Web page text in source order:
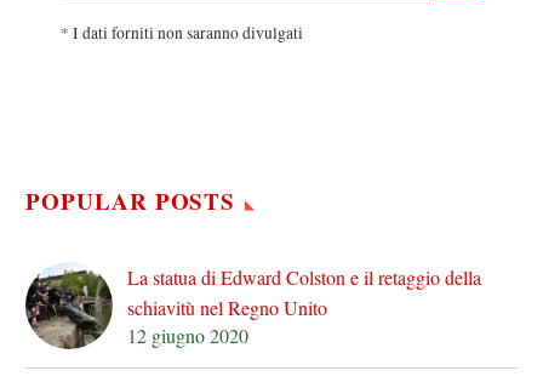
* I dati forniti non saranno divulgati
POPULAR POSTS
La statua di Edward Colston e il retaggio della
schiavitù nel Regno Unito
12 giugno 2020